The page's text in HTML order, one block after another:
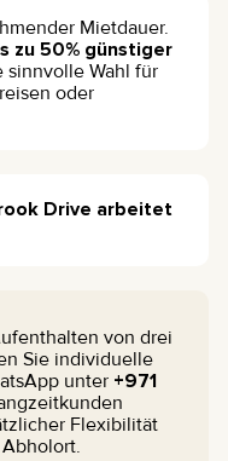
Mietdauer.
zu 50% günstiger
Wahl für
oder
Drive arbeitet
von drei
Sie individuelle
unter +971
Flexibilität